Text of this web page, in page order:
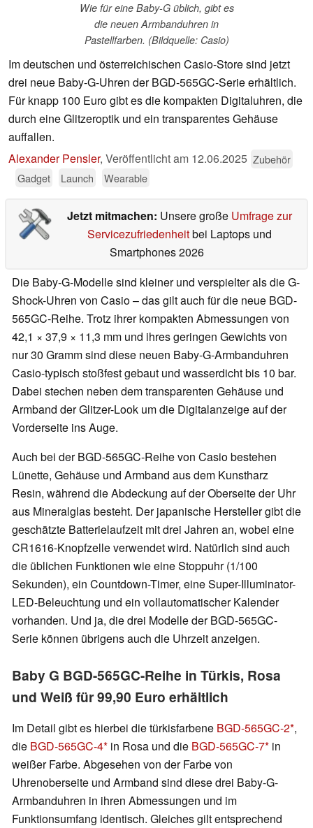
Wie für eine Baby-G üblich, gibt es
die neuen Armbanduhren in
Pastellfarben. (Bildquelle: Casio)
Im deutschen und österreichischen Casio-Store sind jetzt
drei neue Baby-G-Uhren der BGD-565GC-Serie erhältlich.
Für knapp 100 Euro gibt es die kompakten Digitaluhren, die
durch eine Glitzeroptik und ein transparentes Gehäuse
auffallen.
Alexander Pensler, Veröffentlicht am 12.06.2025 Zubehör
Gadget
Launch Wearable
Jetzt mitmachen: Unsere große Umfrage zur
Servicezufriedenheitbei Laptops und
Smartphones 2026
Die Baby-G-Modelle sind kleiner und verspielter als die G-
Shock-Uhren von Casio – das gilt auch für die neue BGD-
565GC-Reihe. Trotz ihrer kompakten Abmessungen von
42,1 × 37,9 × 11,3 mm und ihres geringen Gewichts von
nur 30 Gramm sind diese neuen Baby-G-Armbanduhren
Casio-typisch stoßfest gebaut und wasserdicht bis 10 bar.
Dabei stechen neben dem transparenten Gehäuse und
Armband der Glitzer-Look um die Digitalanzeige auf der
Vorderseite ins Auge.
Auch bei der BGD-565GC-Reihe von Casio bestehen
Lünette, Gehäuse und Armband aus dem Kunstharz
Resin, während die Abdeckung auf der Oberseite der Uhr
aus Mineralglas besteht. Der japanische Hersteller gibt die
geschätzte Batterielaufzeit mit drei Jahren an, wobei eine
CR1616-Knopfzelle verwendet wird. Natürlich sind auch
die üblichen Funktionen wie eine Stoppuhr (1/100
Sekunden), ein Countdown-Timer, eine Super-Illuminator-
LED-Beleuchtung und ein vollautomatischer Kalender
vorhanden. Und ja, die drei Modelle der BGD-565GC-
Serie können übrigens auch die Uhrzeit anzeigen.
Baby G BGD-565GC-Reihe in Türkis, Rosa
und Weiß für 99,90 Euro erhältlich
Im Detail gibt es hierbei die türkisfarbene BGD-565GC-2 ,
die BGD-565GC-4 in Rosa und die BGD-565GC-7 in
weißer Farbe. Abgesehen von der Farbe von
Uhrenoberseite und Armband sind diese drei Baby-G-
Armbanduhren in ihren Abmessungen und im
Funktionsumfang identisch. Gleiches gilt entsprechend